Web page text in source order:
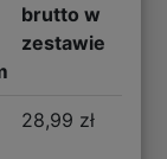
brutto w
zestawie
28,99 zł